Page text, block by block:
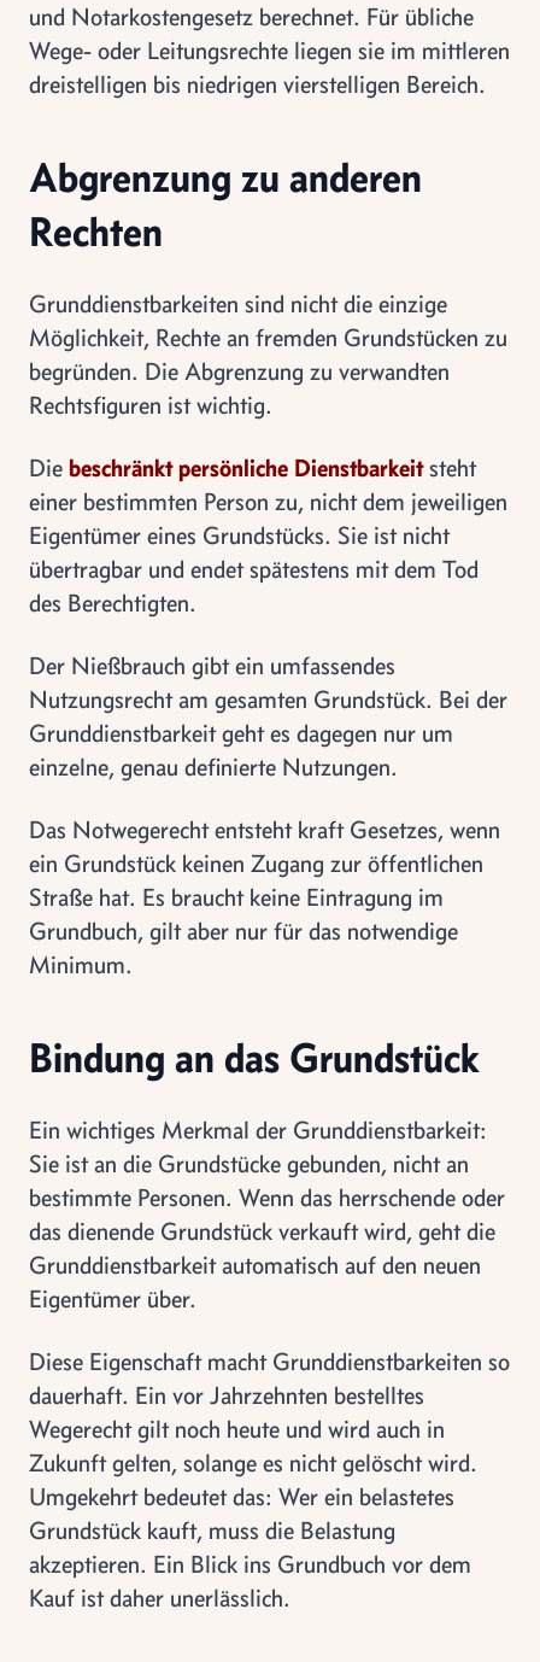
und Notarkostengesetz berechnet. Für übliche
Wege- oder Leitungsrechte liegen sie im mittleren
dreistelligen bis niedrigen vierstelligen Bereich.
Abgrenzung zu anderen
Rechten
Grunddienstbarkeiten sind nicht die einzige
Möglichkeit, Rechte an fremden Grundstücken zu
begründen. Die Abgrenzung zu verwandten
Rechtsfiguren ist wichtig.
Die beschränkt persönliche Dienstbarkeitsteht
einer bestimmten Person zu, nicht dem jeweiligen
Eigentümer eines Grundstücks. Sie ist nicht
übertragbar und endet spätestens mit dem Tod
des Berechtigten.
Der Nießbrauch gibt ein umfassendes
Nutzungsrecht am gesamten Grundstück. Bei der
Grunddienstbarkeit geht es dagegen nur um
einzelne, genau definierte Nutzungen.
Das Notwegerecht entsteht kraft Gesetzes, wenn
ein Grundstück keinen Zugang zur öffentlichen
Straße hat. Es braucht keine Eintragung im
Grundbuch, gilt aber nur für das notwendige
Minimum.
Bindung an das Grundstück
Ein wichtiges Merkmal der Grunddienstbarkeit:
Sie ist an die Grundstücke gebunden, nicht an
bestimmte Personen. Wenn das herrschende oder
das dienende Grundstück verkauft wird, geht die
Grunddienstbarkeit automatisch auf den neuen
Eigentümer über.
Diese Eigenschaft macht Grunddienstbarkeiten so
dauerhaft. Ein vor Jahrzehnten bestelltes
Wegerecht gilt noch heute und wird auch in
Zukunft gelten, solange es nicht gelöscht wird.
Umgekehrt bedeutet das: Wer ein belastetes
Grundstück kauft, muss die Belastung
akzeptieren. Ein Blick ins Grundbuch vor dem
Kauf ist daher unerlässlich.